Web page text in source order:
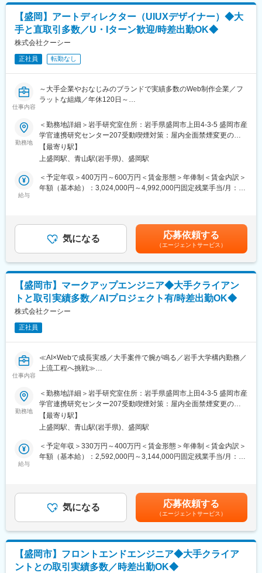
トを手掛けてきました。UIUXデザイン、システム開発のサイト設
計開発に加え、ブランディング、SEO対策支援や広告運用代行・
サイト運用代行など更に拡大し、Webに関わるビジネスにおい
て、様々なニーズに応え、包括的なサポートを行う企業へと進化
してきました。現在は、ミャンマーにオフショアチームを結成し
たり、英語圏からの日本進出を支援するイギリス支社を設立する
変更の範囲：会社の定める業務
◇新規・既存顧客の要望やビジネス課題をヒアリング
◇要件定義・情報設計・企画等の立案、見積もり作成のうえクラ
イアントへの提案
◇ワイヤーフレームやスケジュールの作成
◇制作ディレクション、進行・予算管理等のプロジェクトマネジ
メント
◇業務改善に向けた計画と実行
■このポジションの特徴：
ディレクション部では、毎週一回開催されるディレクターMTGに
をアウトプットし、当社のディレクションノウハウ、ナレッジを
共有しています。
■プロジェクト事例：
高島屋：公式オンラインストア
freee株式会社：コーポレートサイト／採用サイト
岩手銀行：コーポレートサイト・アプリ ※IWATE ADC
Competition&Award受賞
◇制作実績：https://coosy.co.jp/work/
■当社について：
当社は、Web制作会社として25年間に渡り、日本を代表するWeb
サービス、コーポレートサイト、Webメディアなど、多くのサイ
トを手掛けてきました。Webに関わるビジネスにおいて、様々な
変更の範囲：会社の定める業務
【盛岡】アートディレクター（UIUXデザイナー）◆大
手と直取引多数／U・Iターン歓迎/時差出勤OK◆
株式会社クーシー
正社員 転勤なし
仕事内容
～大手企業やおなじみのブランドで実績多数のWeb制作企業／フ
ラットな組織／年休120日～
■業務内容：
『スタディサプリ』や『ラクスル』等のWebサービスの立ち上げ
や、『パーソルホールディングス』『freee』等の大手企業コーポ
レートサイトのリニューアルなど、様々なプロジェクトのアート
ディレクションをお任せします。コスト管理をしつつ、社内外さ
まざまなセクションと協働して、当社の強みでもある高い制作品
質を追求し、プロジェクトの成功を目指します。
ナ設計
◇デザインディレクション
◇業務改善に向けた計画と実行
■組織構成：
＜デザイン部＞
岩手研究室…アートディレクター1名、デザイナー2名
東京本社…アートディレクター2名、デザイナー6名
毎週のデザイン部MTGでは、東京本社のメンバーとともに案件進
捗やナレッジ・トレンド・事例等のシェアなどを行なっていま
す。
日本郵便：コーポレートサイト
高島屋：公式オンラインストア
freee株式会社：コーポレートサイト／採用サイト
株式会社ツムラ：「ツムラ漢方記念館」プロモーションサイト
SUUMO：Webサービスサイト
ラクスル：Webサービスサイト、CI
■当社について：
当社は、Web制作会社として25年間に渡り、日本を代表するWeb
サービス、コーポレートサイト、Webメディアなど、多くのサイ
トを手掛けてきました。UIUXデザイン、システム開発のサイト設
計開発に加え、ブランディング、SEO対策支援や広告運用代行・
勤務地
＜勤務地詳細＞岩手研究室住所：岩手県盛岡市上田4-3-5 盛岡市産
学官連携研究センター207受動喫煙対策：屋内全面禁煙変更の範
囲：会社の定める範囲（双方合意のうえ他拠点へ異動の可能性が
ございますが、基本的にはありません）
【最寄り駅】
上盛岡駅、青山駅(岩手県)、盛岡駅
給与
＜予定年収＞400万円～600万円＜賃金形態＞年俸制＜賃金内訳＞
年額（基本給）：3,024,000円～4,992,000円固定残業手当/月：
給与補足＞■昇給：年2回（4月・10月）■賞与：実績賞与（9月／
業績による）※別途皆勤手当1万円／月の支給あり賃金はあくまで
も目安の金額であり、選考を通じて上下する可能性があります。
月給(月額)は固定手当を含めた表記です。
気になる 応募依頼する
（エージェントサービス）
【盛岡市】マークアップエンジニア◆大手クライアン
トと取引実績多数／AIプロジェクト有/時差出勤OK◆
株式会社クーシー
正社員
仕事内容
≪AI×Webで成長実感／大手案件で腕が鳴る／岩手大学構内勤務／
上流工程へ挑戦≫
・デザイン再現性とレスポンシブ調整を突き詰め、UI改善など成
果が目に見えるやりがい
・完全週休二日と年間休日120日以上、平均残業約15時間で生活
と学習の両立がしやすい
・デザイナーやディレクターと近い距離で協働でき、風通しがよ
く提案が通りやすい
AI×Web制作やDX支援、システム開発を行う当社にて、サイト立
■職務内容：
・HTML5／CSS3／JavaScriptでのコーディング
・コーダーチームの進行・品質・リソース管理
・WordPress等CMSのテンプレート実装
・ディレクター／デザイナー／エンジニアとの連携
単なる実装に留まらず、品質基準の定義やレビュー体制の構築に
勤務地
＜勤務地詳細＞岩手研究室住所：岩手県盛岡市上田4-3-5 盛岡市産
学官連携研究センター207受動喫煙対策：屋内全面禁煙変更の範
囲：会社の定める事業所（リモートワーク含む）
【最寄り駅】
上盛岡駅、青山駅(岩手県)、盛岡駅
給与
＜予定年収＞330万円～400万円＜賃金形態＞年俸制＜賃金内訳＞
年額（基本給）：2,592,000円～3,144,000円固定残業手当/月：
補足＞■昇給：年1～2回（4月・10月）■賞与：実績賞与（9月／業
績による）賃金はあくまでも目安の金額であり、選考を通じて上
下する可能性があります。月給(月額)は固定手当を含めた表記で
す。
気になる 応募依頼する
（エージェントサービス）
【盛岡市】フロントエンドエンジニア◆大手クライア
ントとの取引実績多数／時差出勤OK◆